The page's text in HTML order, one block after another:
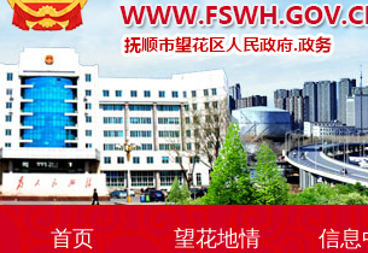
首页 望花地情 信息